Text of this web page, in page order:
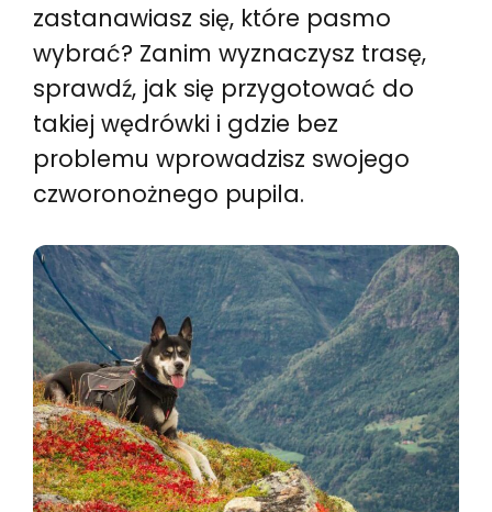
zastanawiasz się, które pasmo
wybrać? Zanim wyznaczysz trasę,
sprawdź, jak się przygotować do
takiej wędrówki i gdzie bez
problemu wprowadzisz swojego
czworonożnego pupila.